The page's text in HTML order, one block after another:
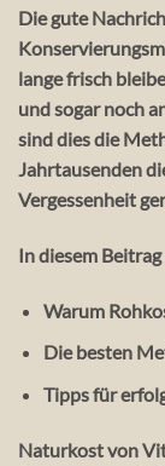
Die gute
lange frisch
und sogar noch
sind dies die
Jahrtausenden
Vergessenheit
In diesem
Warum
Diebesten
Tipps für
Naturkost von